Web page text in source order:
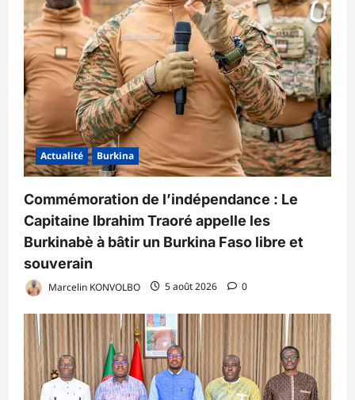
Actualité Burkina
Commémoration de l’indépendance : Le
Capitaine Ibrahim Traoré appelle les
Burkinabè à bâtir un Burkina Faso libre et
souverain
Marcelin KONVOLBO 5 août 2026 0